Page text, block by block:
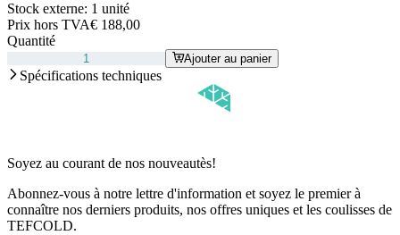
Stock externe: 1 unité
Prix hors TVA€ 188,00
Quantité
Ajouter au panier
Spécifications techniques
Soyez au courant de nos nouveautès!
Abonnez-vous à notre lettre d'information et soyez le premier à
connaître nos derniers produits, nos offres uniques et les coulisses de
TEFCOLD.